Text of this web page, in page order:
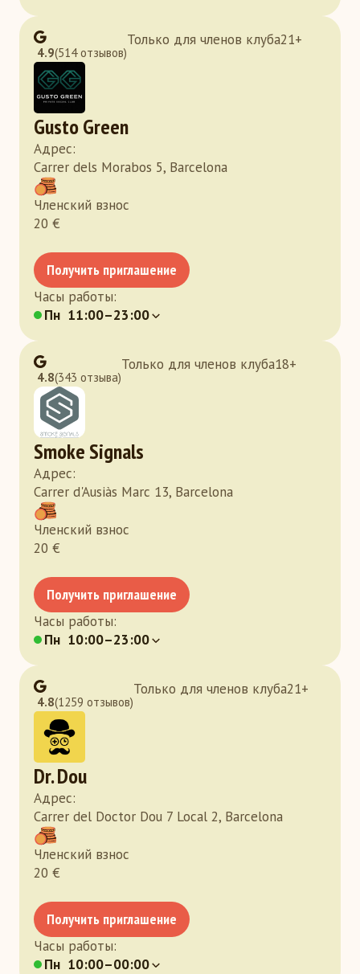
4.9(514 отзывов)
Только для членов клуба21+
Gusto Green
Адрес:
Carrer dels Morabos 5, Barcelona
Членский взнос
20 €
Получить приглашение
Часы работы:
Пн 11:00–23:00
4.8(343 отзыва)
Только для членов клуба18+
Smoke Signals
Адрес:
Carrer d'Ausiàs Marc 13, Barcelona
Членский взнос
20 €
Получить приглашение
Часы работы:
Пн 10:00–23:00
4.8(1259 отзывов)
Только для членов клуба21+
Dr. Dou
Адрес:
Carrer del Doctor Dou 7 Local 2, Barcelona
Членский взнос
20 €
Получить приглашение
Часы работы:
Пн 10:00–00:00